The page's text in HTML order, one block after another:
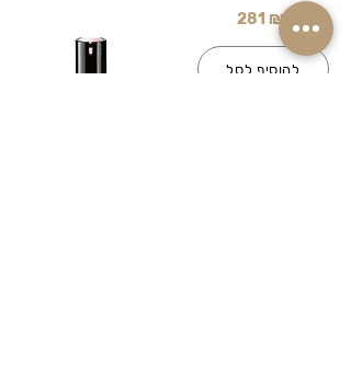
281 ₪
להוסיף לסל